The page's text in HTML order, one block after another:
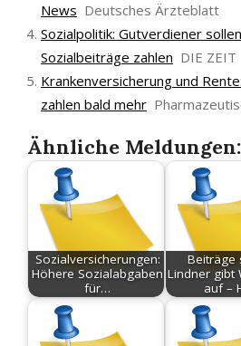
News Deutsches Ärzteblatt
Sozialpolitik: Gutverdiener
Sozialbeiträge zahlen DIE ZEIT
Krankenversicherung und
zahlen bald mehr
Ähnliche Meldungen:
Sozialversicherungen:
Höhere Sozialabgaben
für…
Beiträge
Lindner gibt
auf –